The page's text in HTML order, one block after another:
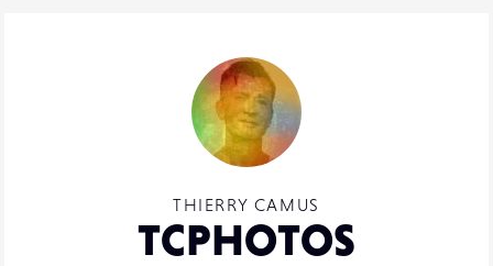
THIERRY CAMUS
TCPHOTOS